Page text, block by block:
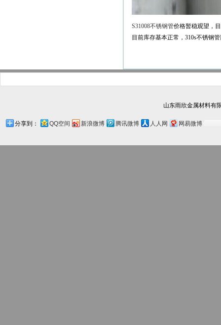
S31008不锈钢管价格暂稳观望，
目前库存基本正常，310s不锈钢
山东雨欣金属材料有
分享到： QQ空间 新浪微博 腾讯微博 人人网 网易微博